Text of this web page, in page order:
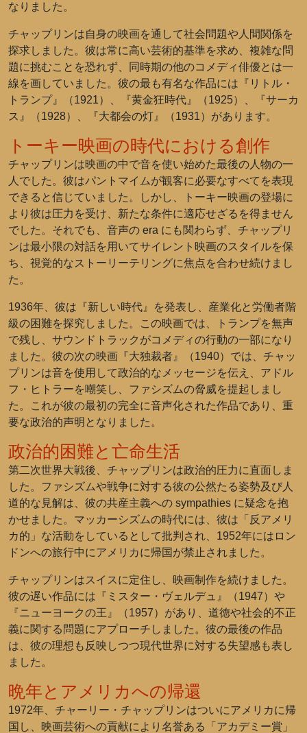
なりました。
チャップリンは自身の映画を通して社会問題や人間関係を
探求しました。彼は常に高い芸術的基準を求め、複雑な問
題に挑むことを恐れず、同時期の他のコメディ俳優とは一
線を画していました。彼の最も有名な作品には『リトル・
トランプ』（1921）、『黄金狂時代』（1925）、『サーカ
ス』（1928）、『大都会の灯』（1931）があります。
トーキー映画の時代における創作
チャップリンは映画の中で音を使い始めた最後の人物の一
人でした。彼はパントマイムが観客に必要なすべてを表現
できると信じていました。しかし、トーキー映画の登場に
より彼は圧力を受け、新たな条件に適応せざるを得ません
でした。それでも、音声の era にも関わらず、チャップリ
ンは最小限の対話を用いてサイレント映画のスタイルを保
ち、視覚的なストーリーテリングに焦点を合わせ続けまし
た。
1936年、彼は『新しい時代』を発表し、産業化と労働者階
級の困難を探究しました。この映画では、トランプを無声
で残し、サウンドトラックがコメディの行動の一部になり
ました。彼の次の映画『大独裁者』（1940）では、チャッ
プリンは音を使用して政治的なメッセージを伝え、アドル
フ・ヒトラーを嘲笑し、ファシズムの脅威を提起しまし
た。これが彼の最初の完全に音声化された作品であり、重
要な政治的声明となりました。
政治的困難と亡命生活
第二次世界大戦後、チャップリンは政治的圧力に直面しま
した。ファシズムや戦争に対する彼の公然たる姿勢及び人
道的な見解は、彼の共産主義への sympathies に疑念を抱
かせました。マッカーシズムの時代には、彼は「反アメリ
カ的」な活動をしているとして批判され、1952年にはロン
ドンへの旅行中にアメリカに帰国が禁止されました。
チャップリンはスイスに定住し、映画制作を続けました。
彼の遅い作品には『ミスター・ヴェルデュ』（1947）や
『ニューヨークの王』（1957）があり、道徳や社会的不正
義に関する問題にアプローチしました。彼の最後の作品
は、彼の理想も反映しつつ現代世界に対する失望感も表し
ました。
晩年とアメリカへの帰還
1972年、チャーリー・チャップリンはついにアメリカに帰
国し、映画芸術への貢献により名誉ある「アカデミー賞」